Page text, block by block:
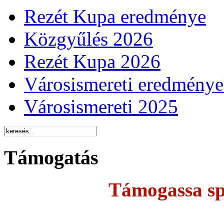
Rezét Kupa eredménye
Közgyűlés 2026
Rezét Kupa 2026
Városismereti
Városismereti 2025
Támogatás
Támogassa